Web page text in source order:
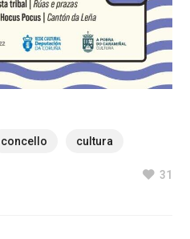
concello cultura
31